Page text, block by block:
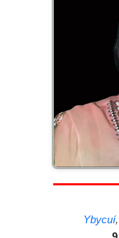
Ybycuí,